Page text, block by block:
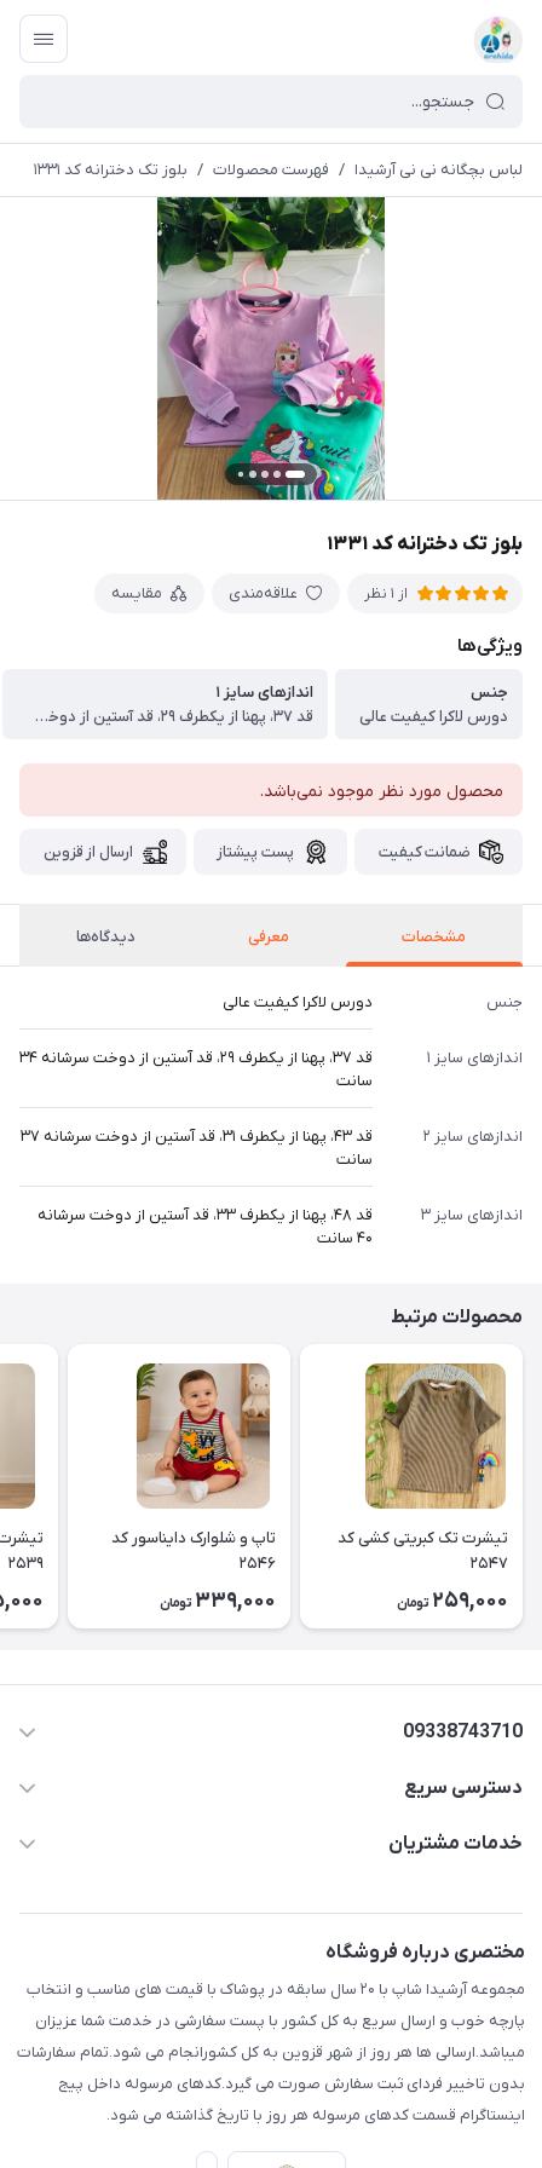
لباس بچگانه نی نی آرشیدا / فهرست محصولات / بلوز تک دخترانه کد ۱۳۳۱
بلوز تک دخترانه کد ۱۳۳۱
از 1 نظر علاقه‌مندی مقایسه
ویژگی‌ها
جنس
دورس لاکرا کیفیت عالی
اندازهای سایز ۱
قد ۳۷، پهنا از یکطرف ۲۹، قد آستین از دوخت سرشانه ۳۴ سانت
محصول مورد نظر موجود نمی‌باشد.
ضمانت کیفیت پست پیشتاز ارسال از قزوین
مشخصات معرفی دیدگاه‌ها
جنس دورس لاکرا کیفیت عالی
اندازهای سایز ۱
قد ۳۷، پهنا از یکطرف ۲۹، قد آستین از دوخت سرشانه ۳۴
سانت
اندازهای سایز ۲
قد ۴۳، پهنا از یکطرف ۳۱، قد آستین از دوخت سرشانه ۳۷
سانت
اندازهای سایز ۳
قد ۴۸، پهنا از یکطرف ۳۳، قد آستین از دوخت سرشانه
۴۰ سانت
محصولات مرتبط
تیشرت تک کبریتی کشی کد
۲۵۴۷
259,000 تومان
تاپ و شلوارک دایناسور کد
۲۵۴۶
339,000 تومان
۲۵۳۹
09338743710
دسترسی سریع
حساب کاربری
لیست محصولات
درباره ما
تماس با ما
خدمات مشتریان
مختصری درباره فروشگاه
مجموعه آرشیدا شاپ با ۲۰ سال سابقه در پوشاک با قیمت های مناسب و انتخاب
پارچه خوب و ارسال سریع به کل کشور با پست سفارشی در خدمت شما عزیزان
میباشد.ارسالی ها هر روز از شهر قزوین به کل کشورانجام می شود.تمام سفارشات
بدون تاخییر فردای ثبت سفارش صورت می گیرد.کدهای مرسوله داخل پیج
اینستاگرام قسمت کدهای مرسوله هر روز با تاریخ گذاشته می شود.